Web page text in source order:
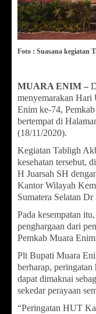
Foto : Suasana kegiatan
MUARA ENIM –
menyemarakan
Enim ke-74,
bertempat di
(18/11/2020).
Kegiatan Tabligh
kesehatan tersebut,
H Juarsah SH
Kantor Wilayah
Sumatera Selatan
Pada kesempatan
penghargaan dari
Pemkab Muara
Plt Bupati Muara
berharap,
dapat dimaknai
sekedar perayaan
“Peringatan HUT